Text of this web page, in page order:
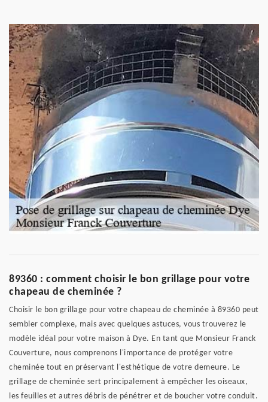
89360 : comment choisir le bon grillage pour votre
chapeau de cheminée ?
Choisir le bon grillage pour votre chapeau de cheminée à 89360 peut
sembler complexe, mais avec quelques astuces, vous trouverez le
modèle idéal pour votre maison à Dye. En tant que Monsieur Franck
Couverture, nous comprenons l'importance de protéger votre
cheminée tout en préservant l'esthétique de votre demeure. Le
grillage de cheminée sert principalement à empêcher les oiseaux,
les feuilles et autres débris de pénétrer et de boucher votre conduit.